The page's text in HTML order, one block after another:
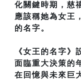
化關鍵時期，慈
應該稱她為女王
的名字。
《女王的名字》
面臨重大決策的
在回憶與未來巨